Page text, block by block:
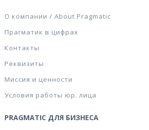
О компании / About Pragmatic
Прагматик в цифрах
Контакты
Реквизиты
Миссия и ценности
Условия работы юр. лица
PRAGMATIC ДЛЯ БИЗНЕСА